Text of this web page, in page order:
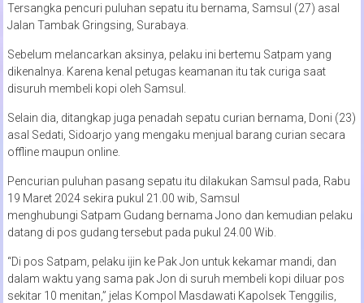
Tersangka pencuri puluhan sepatu itu bernama, Samsul (27) asal
Jalan Tambak Gringsing, Surabaya.
Sebelum melancarkan aksinya, pelaku ini bertemu Satpam yang
dikenalnya. Karena kenal petugas keamanan itu tak curiga saat
disuruh membeli kopi oleh Samsul.
Selain dia, ditangkap juga penadah sepatu curian bernama, Doni (23)
asal Sedati, Sidoarjo yang mengaku menjual barang curian secara
offline maupun online.
Pencurian puluhan pasang sepatu itu dilakukan Samsul pada, Rabu
19 Maret 2024 sekira pukul 21.00 wib, Samsul
menghubungi Satpam Gudang bernama Jono dan kemudian pelaku
datang di pos gudang tersebut pada pukul 24.00 Wib.
“Di pos Satpam, pelaku ijin ke Pak Jon untuk kekamar mandi, dan
dalam waktu yang sama pak Jon di suruh membeli kopi diluar pos
sekitar 10 menitan,” jelas Kompol Masdawati Kapolsek Tenggilis,